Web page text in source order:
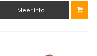
Meer info